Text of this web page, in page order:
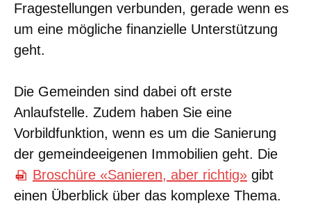
Fragestellungen verbunden, gerade wenn es
um eine mögliche finanzielle Unterstützung
geht.
Die Gemeinden sind dabei oft erste
Anlaufstelle. Zudem haben Sie eine
Vorbildfunktion, wenn es um die Sanierung
der gemeindeeigenen Immobilien geht. Die
Broschüre «Sanieren, aber richtig» gibt
einen Überblick über das komplexe Thema.